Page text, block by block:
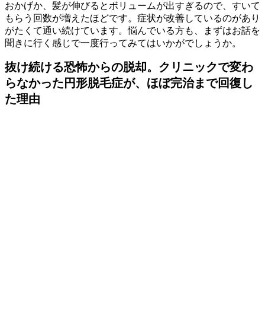
おかげか、髪が伸びるとボリュームが出すぎるので、すいて
もらう回数が増えたほどです。症状が改善しているのがあり
がたくて通い続けています。悩んでいる方も、まずはお話を
聞きに行く感じで一度行ってみてはいかがでしょうか。
抜け続ける恐怖からの脱却。クリニックで変わ
らなかった円形脱毛症が、ほぼ完治まで回復し
た理由